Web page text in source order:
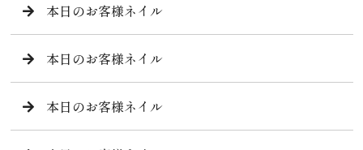
本日のお客様ネイル
本日のお客様ネイル
本日のお客様ネイル